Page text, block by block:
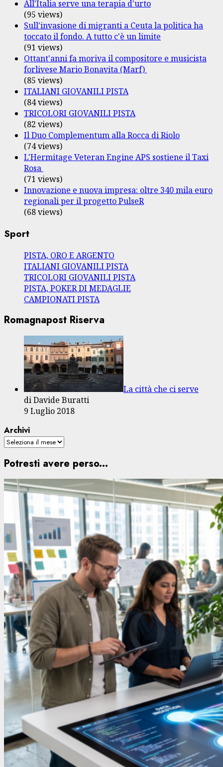
All'Italia serve una terapia d'urto
(95 views)
Sull'invasione di migranti a Ceuta la politica ha
toccato il fondo. A tutto c'è un limite
(91 views)
Ottant'anni fa moriva il compositore e musicista
forlivese Mario Bonavita (Marf)
(85 views)
ITALIANI GIOVANILI PISTA
(84 views)
TRICOLORI GIOVANILI PISTA
(82 views)
Il Duo Complementum alla Rocca di Riolo
(74 views)
L'Hermitage Veteran Engine APS sostiene il Taxi
Rosa
(71 views)
Innovazione e nuova impresa: oltre 340 mila euro
regionali per il progetto PulseR
(68 views)
Sport
PISTA, ORO E ARGENTO
ITALIANI GIOVANILI PISTA
TRICOLORI GIOVANILI PISTA
PISTA, POKER DI MEDAGLIE
CAMPIONATI PISTA
Romagnapost Riserva
La città che ci serve
di Davide Buratti
9 Luglio 2018
Archivi
Potresti avere perso...